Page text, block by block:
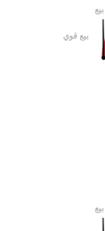
بيع
بيع
بيع قوي